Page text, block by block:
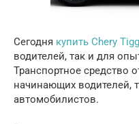
Сегодня купить Chery
водителей, так и для
Транспортное средство
начинающих водителей,
автомобилистов.